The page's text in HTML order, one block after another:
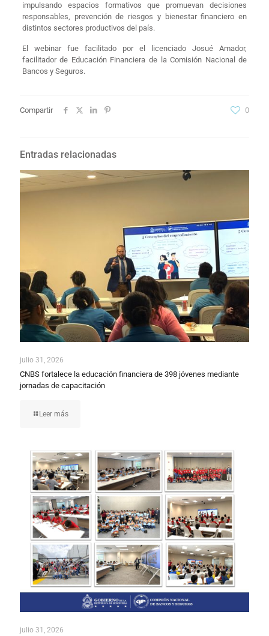
impulsando espacios formativos que promuevan decisiones
responsables, prevención de riesgos y bienestar financiero en
distintos sectores productivos del país.
El webinar fue facilitado por el licenciado Josué Amador,
facilitador de Educación Financiera de la Comisión Nacional de
Bancos y Seguros.
Compartir 0
Entradas relacionadas
julio 31, 2026
CNBS fortalece la educación financiera de 398 jóvenes mediante
jornadas de capacitación
Leer más
julio 31, 2026